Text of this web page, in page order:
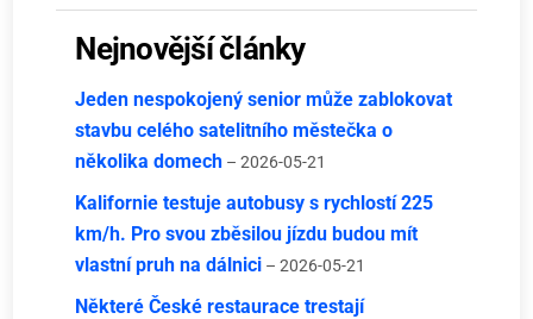
Nejnovější články
Jeden nespokojený senior může zablokovat
stavbu celého satelitního městečka o
několika domech – 2026-05-21
Kalifornie testuje autobusy s rychlostí 225
km/h. Pro svou zběsilou jízdu budou mít
vlastní pruh na dálnici – 2026-05-21
Některé České restaurace trestají